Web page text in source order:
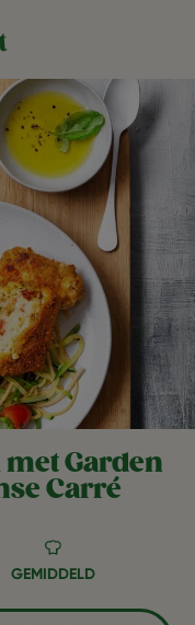
Garden
Carré
GEMIDDELD